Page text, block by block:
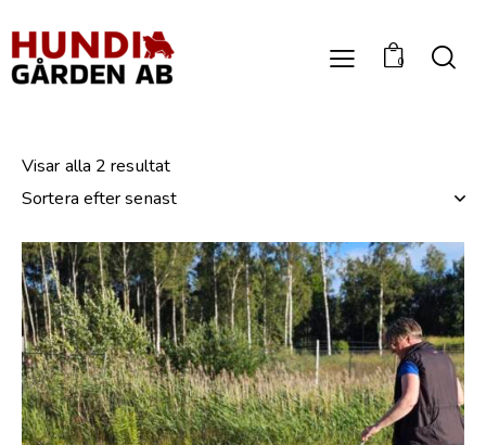
0
Visar alla 2 resultat